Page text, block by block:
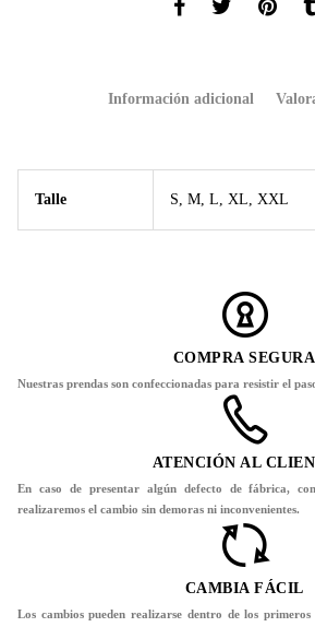
Información adicional
Talle S, M, L, XL, XXL
COMPRA SEGURA
Nuestras prendas son confeccionadas para resistir el
ATENCIÓN AL
En caso de presentar algún defecto de fábrica,
realizaremos el cambio sin demoras ni inconvenientes.
CAMBIA FÁCIL
Los cambios pueden realizarse dentro de los